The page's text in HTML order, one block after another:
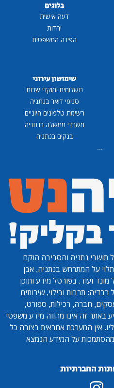
בלוגים
דעה אישית
יהדות
הפינה המשפטית
שימושון עירוני
תשלומים ומוקדי שרות
סניפי דואר בנתניה
רשימת טלפונים חיוניים
משרדי ממשלה בנתניה
בנקים בנתניה
...
תושבי נתניה והסביבה הוקם
על המתרחש בנתניה, אבן
ועוד. בפורטל מידע ותוכן
תרבות ובילוי, שירותים
חברה, רכילות, ספורט,
באתר זה אינו מהווה מידע משפטי
אין המערכת אחראית בצורה כל
על המידע הנמצא
החברתיות